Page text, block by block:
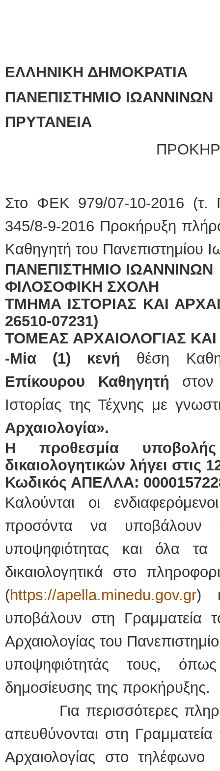
ΕΛΛΗΝΙΚΗ ΔΗΜΟΚΡΑΤΙΑ
ΠΑΝΕΠΙΣΤΗΜΙΟ ΙΩΑΝΝΙΝΩΝ
ΠΡΥΤΑΝΕΙΑ
Στο ΦΕΚ 979/07-10-2016 (τ.
345/8-9-2016 Προκήρυξη
Καθηγητή του Πανεπιστημίου
ΠΑΝΕΠΙΣΤΗΜΙΟ ΙΩΑΝΝΙΝΩΝ
ΦΙΛΟΣΟΦΙΚΗ ΣΧΟΛΗ
ΤΜΗΜΑ ΙΣΤΟΡΙΑΣ ΚΑΙ
26510-07231)
ΤΟΜΕΑΣ ΑΡΧΑΙΟΛΟΓΙΑΣ
-Μία (1) κενή θέση
Επίκουρου Καθηγητή στον
Ιστορίας της Τέχνης με
Αρχαιολογία».
Η προθεσμία
δικαιολογητικών λήγει στις
Κωδικός ΑΠΕΛΛΑ:
Καλούνται οι
προσόντα να υποβάλουν
υποψηφιότητας και όλα τα
δικαιολογητικά στο
(https://apella.minedu.gov.gr)
υποβάλουν στη Γραμματεία
Αρχαιολογίας του
υποψηφιότητάς τους,
δημοσίευσης της προκήρυξης.
Για περισσότερες
απευθύνονται στη Γραμματεία
Αρχαιολογίας στο